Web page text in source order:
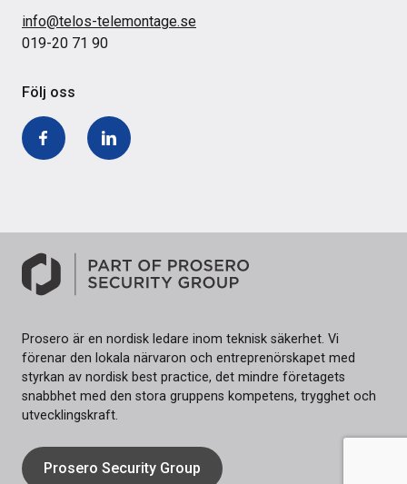
info@telos-telemontage.se
019-20 71 90
Följ oss
Facebook LinkedIn
Prosero är en nordisk ledare inom teknisk säkerhet. Vi
förenar den lokala närvaron och entreprenörskapet med
styrkan av nordisk best practice, det mindre företagets
snabbhet med den stora gruppens kompetens, trygghet och
utvecklingskraft.
Prosero Security Group